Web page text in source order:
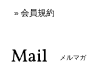
会員規約
Mail メルマガ